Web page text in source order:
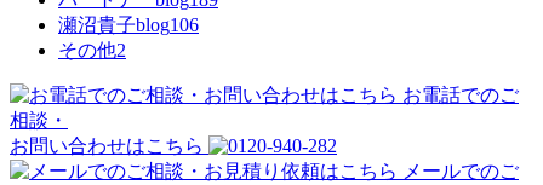
瀬沼貴子blog106
その他2
お電話でのご
相談・
お問い合わせはこちら
メールでのご